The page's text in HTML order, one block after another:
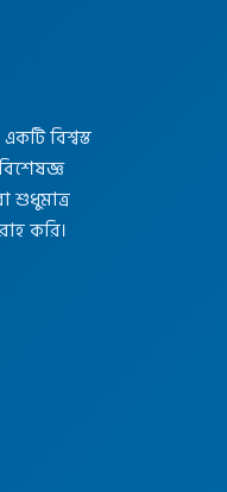
বিশ্বস্ত
শুধুমাত্র
করি।